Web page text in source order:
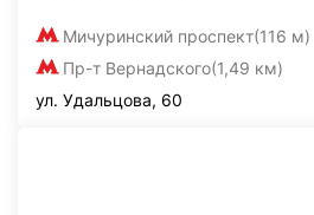
Мичуринский проспект(116 м)
Пр-т Вернадского(1,49 км)
ул. Удальцова, 60